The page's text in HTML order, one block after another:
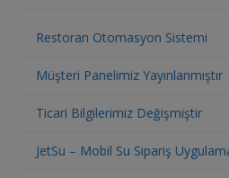
Restoran Otomasyon Sistemi
Müşteri Panelimiz Yayınlanmıştır
Ticari Bilgilerimiz Değişmiştir
JetSu – Mobil Su Sipariş